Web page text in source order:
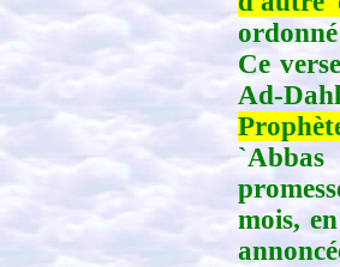
Ce
Ad-
mois,